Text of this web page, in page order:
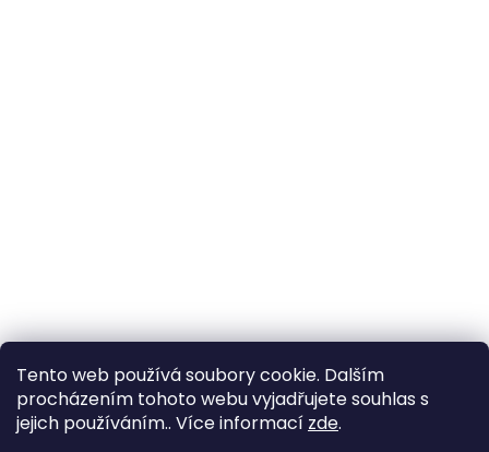
Tento web používá soubory cookie. Dalším
procházením tohoto webu vyjadřujete souhlas s
jejich používáním.. Více informací zde.